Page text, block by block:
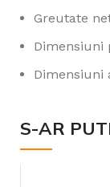
Greutate
Dimensiuni
Dimensiuni
S-AR